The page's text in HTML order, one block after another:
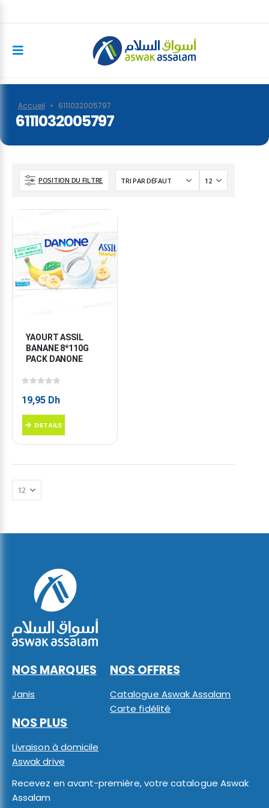
Accueil » 6111032005797
6111032005797
POSITION DU FILTRE
YAOURT ASSIL
BANANE 8*110G
PACK DANONE
19,95 Dh
DETAILS
NOS MARQUES
Janis
NOS OFFRES
Catalogue Aswak Assalam
Carte fidélité
NOS PLUS
Livraison à domicile
Aswak drive
Recevez en avant-première, votre catalogue Aswak
Assalam